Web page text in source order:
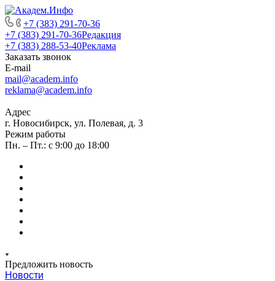
+7 (383) 291-70-36
+7 (383) 291-70-36Редакция
+7 (383) 288-53-40Реклама
Заказать звонок
E-mail
mail@academ.info
reklama@academ.info
Адрес
г. Новосибирск, ул. Полевая, д. 3
Режим работы
Пн. – Пт.: с 9:00 до 18:00
Предложить новость
Новости